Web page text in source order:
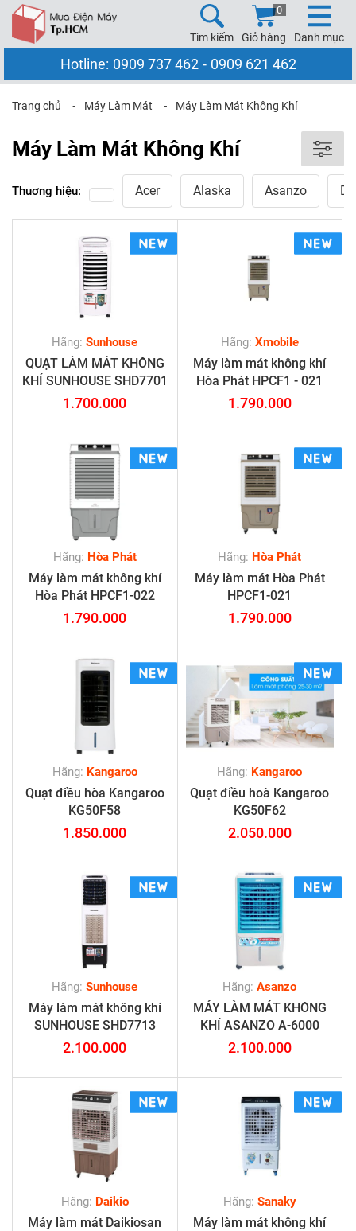
Tìm kiếm Giỏ hàng
0
Danh mục
Hotline: 0909 737 462 - 0909 621 462
Trang chủ ⁃ Máy Làm Mát ⁃ Máy Làm Mát Không Khí
Máy Làm Mát Không Khí
Thuơng hiệu: Acer Alaska Asanzo
Hãng:Sunhouse
QUẠT LÀM MÁT KHÔNG
KHÍ SUNHOUSE SHD7701
1.700.000
Hãng: Xmobile
Máy làm mát không khí
Hòa Phát HPCF1 - 021
1.790.000
Hãng: Hòa Phát
Máy làm mát không khí
Hòa Phát HPCF1-022
1.790.000
Hãng: Hòa Phát
Máy làm mát Hòa Phát
HPCF1-021
1.790.000
Hãng: Kangaroo
Quạt điều hòa Kangaroo
KG50F58
1.850.000
Hãng: Kangaroo
Quạt điều hoà Kangaroo
KG50F62
2.050.000
Hãng:Sunhouse
Máy làm mát không khí
SUNHOUSE SHD7713
2.100.000
Hãng:Asanzo
MÁY LÀM MÁT KHÔNG
KHÍ ASANZO A-6000
2.100.000
Hãng: Daikio
Máy làm mát Daikiosan
Hãng: Sanaky
Máy làm mát không khí